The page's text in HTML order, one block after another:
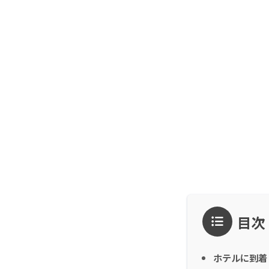
目次
ホテルに到